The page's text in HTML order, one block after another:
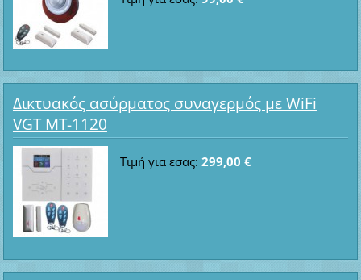
Δικτυακός ασύρματος συναγερμός με WiFi
VGT MT-1120
Τιμή για εσας: 299,00 €